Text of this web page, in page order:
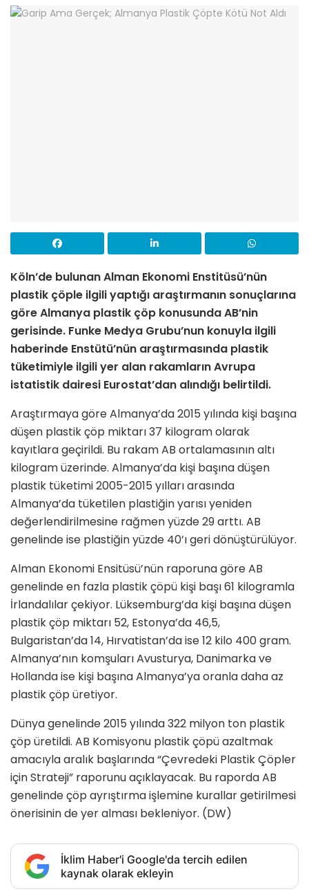
Köln’de bulunan Alman Ekonomi Enstitüsü’nün
plastik çöple ilgili yaptığı araştırmanın sonuçlarına
göre Almanya plastik çöp konusunda AB’nin
gerisinde. Funke Medya Grubu’nun konuyla ilgili
haberinde Enstütü’nün araştırmasında plastik
tüketimiyle ilgili yer alan rakamların Avrupa
istatistik dairesi Eurostat’dan alındığı belirtildi.
Araştırmaya göre Almanya’da 2015 yılında kişi başına
düşen plastik çöp miktarı 37 kilogram olarak
kayıtlara geçirildi. Bu rakam AB ortalamasının altı
kilogram üzerinde. Almanya’da kişi başına düşen
plastik tüketimi 2005-2015 yılları arasında
Almanya’da tüketilen plastiğin yarısı yeniden
değerlendirilmesine rağmen yüzde 29 arttı. AB
genelinde ise plastiğin yüzde 40’ı geri dönüştürülüyor.
Alman Ekonomi Ensitüsü’nün raporuna göre AB
genelinde en fazla plastik çöpü kişi başı 61 kilogramla
İrlandalılar çekiyor. Lüksemburg’da kişi başına düşen
plastik çöp miktarı 52, Estonya’da 46,5,
Bulgaristan’da 14, Hırvatistan’da ise 12 kilo 400 gram.
Almanya’nın komşuları Avusturya, Danimarka ve
Hollanda ise kişi başına Almanya’ya oranla daha az
plastik çöp üretiyor.
Dünya genelinde 2015 yılında 322 milyon ton plastik
çöp üretildi. AB Komisyonu plastik çöpü azaltmak
amacıyla aralık başlarında “Çevredeki Plastik Çöpler
için Strateji” raporunu açıklayacak. Bu raporda AB
genelinde çöp ayrıştırma işlemine kurallar getirilmesi
önerisinin de yer alması bekleniyor. (DW)
İklim Haber'i Google'da tercih edilen
kaynak olarak ekleyin